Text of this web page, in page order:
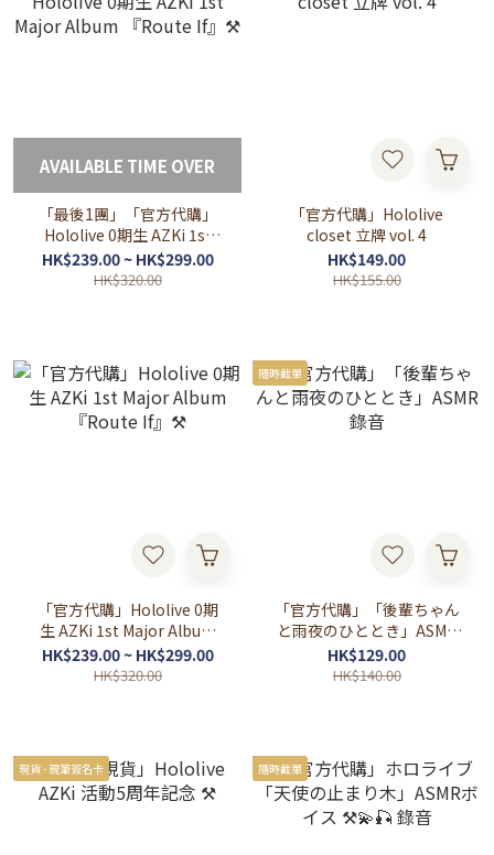
AVAILABLE TIME OVER
「最後1團」「官方代購」
Hololive 0期生 AZKi 1st
Major Album 『Route If』
⚒
HK$239.00 ~ HK$299.00
HK$320.00
「官方代購」Hololive
closet 立牌 vol. 4
HK$149.00
HK$155.00
「官方代購」Hololive 0期
生 AZKi 1st Major Album
『Route If』⚒
HK$239.00 ~ HK$299.00
HK$320.00
隨時截單
「官方代購」「後輩ちゃん
と雨夜のひととき」ASMR
錄音
HK$129.00
HK$140.00
現貨 - 親筆簽名卡 隨時截單